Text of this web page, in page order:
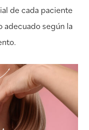
de cada paciente
según la